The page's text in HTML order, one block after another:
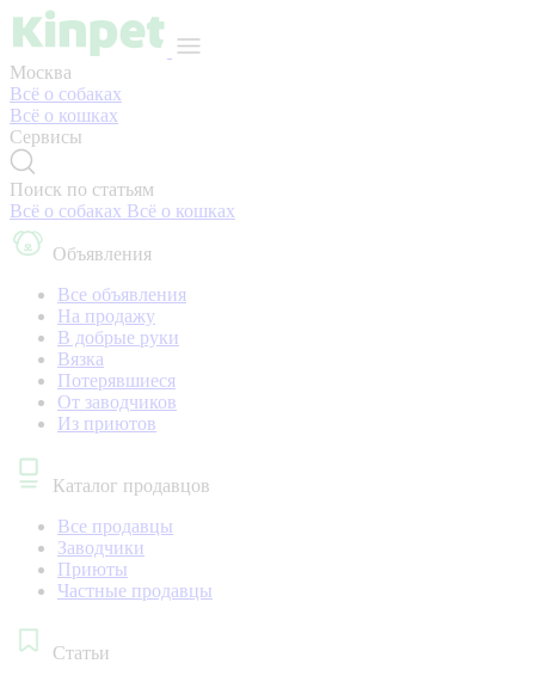
Москва
Всё о собаках
Всё о кошках
Сервисы
Поиск по статьям
Всё о собаках Всё о кошках
Объявления
Все объявления
На продажу
В добрые руки
Вязка
Потерявшиеся
От заводчиков
Из приютов
Каталог продавцов
Все продавцы
Заводчики
Приюты
Частные продавцы
Статьи